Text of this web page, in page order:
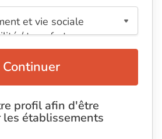
Continuer
profil afin d'être
les établissements